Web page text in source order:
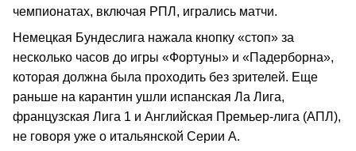
чемпионатах, включая РПЛ, игрались матчи.
Немецкая Бундеслига нажала кнопку «стоп» за
несколько часов до игры «Фортуны» и «Падерборна»,
которая должна была проходить без зрителей. Еще
раньше на карантин ушли испанская Ла Лига,
французская Лига 1 и Английская Премьер-лига (АПЛ),
не говоря уже о итальянской Серии А.